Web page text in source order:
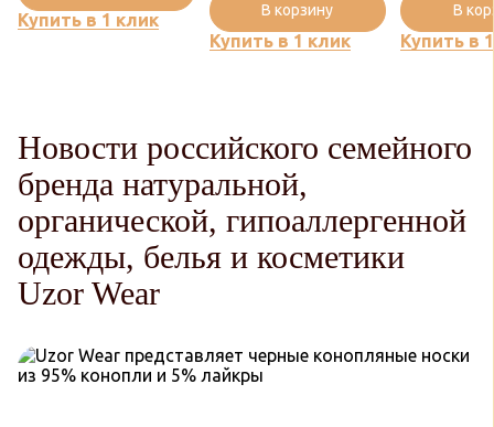
Купить в 1 клик
Купить в 1 клик
В корзину
Купить в
В
Новости российского семейного
бренда натуральной,
органической, гипоаллергенной
одежды, белья и косметики
Uzor Wear